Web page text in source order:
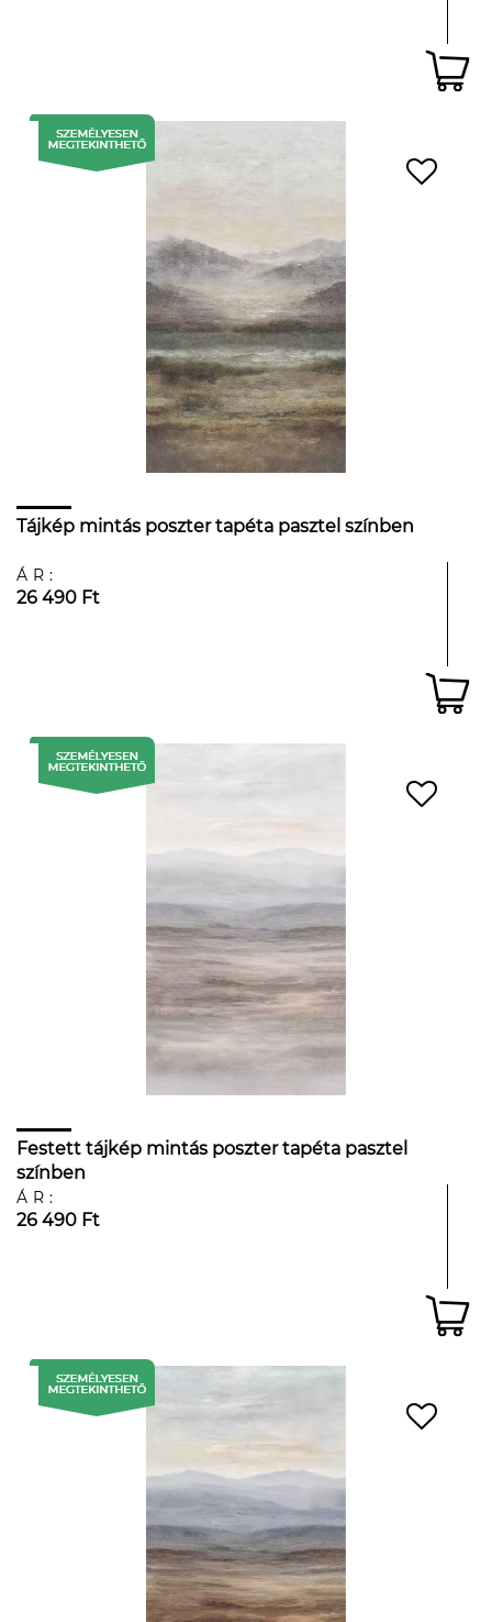
Tájkép mintás poszter tapéta pasztel színben
ÁR:
26 490 Ft
Festett tájkép mintás poszter tapéta pasztel
színben
ÁR:
26 490 Ft